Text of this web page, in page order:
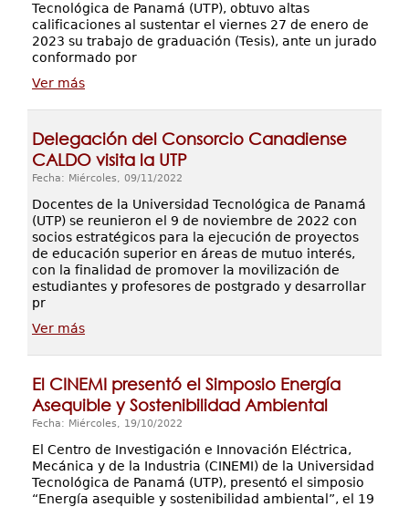
Tecnológica de Panamá (UTP), obtuvo altas
calificaciones al sustentar el viernes 27 de enero de
2023 su trabajo de graduación (Tesis), ante un jurado
conformado por
Ver más
Delegación del Consorcio Canadiense
CALDO visita la UTP
Fecha: Miércoles, 09/11/2022
Docentes de la Universidad Tecnológica de Panamá
(UTP) se reunieron el 9 de noviembre de 2022 con
socios estratégicos para la ejecución de proyectos
de educación superior en áreas de mutuo interés,
con la finalidad de promover la movilización de
estudiantes y profesores de postgrado y desarrollar
pr
Ver más
El CINEMI presentó el Simposio Energía
Asequible y Sostenibilidad Ambiental
Fecha: Miércoles, 19/10/2022
El Centro de Investigación e Innovación Eléctrica,
Mecánica y de la Industria (CINEMI) de la Universidad
Tecnológica de Panamá (UTP), presentó el simposio
“Energía asequible y sostenibilidad ambiental”, el 19